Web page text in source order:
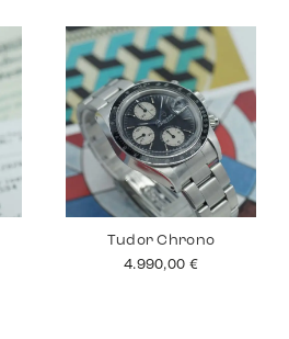
Tudor Chrono
4.990,00 €